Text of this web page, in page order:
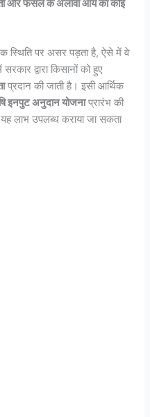
और फसल के अलावा आय का कोई
स्थिति पर असर पड़ता है, ऐसे में वे
द्वारा किसानों को हुए
प्रदान की जाती है। इसी आर्थिक
इनपुट अनुदान योजनाप्रारंभ की
लाभ उपलब्ध कराया जा सकता